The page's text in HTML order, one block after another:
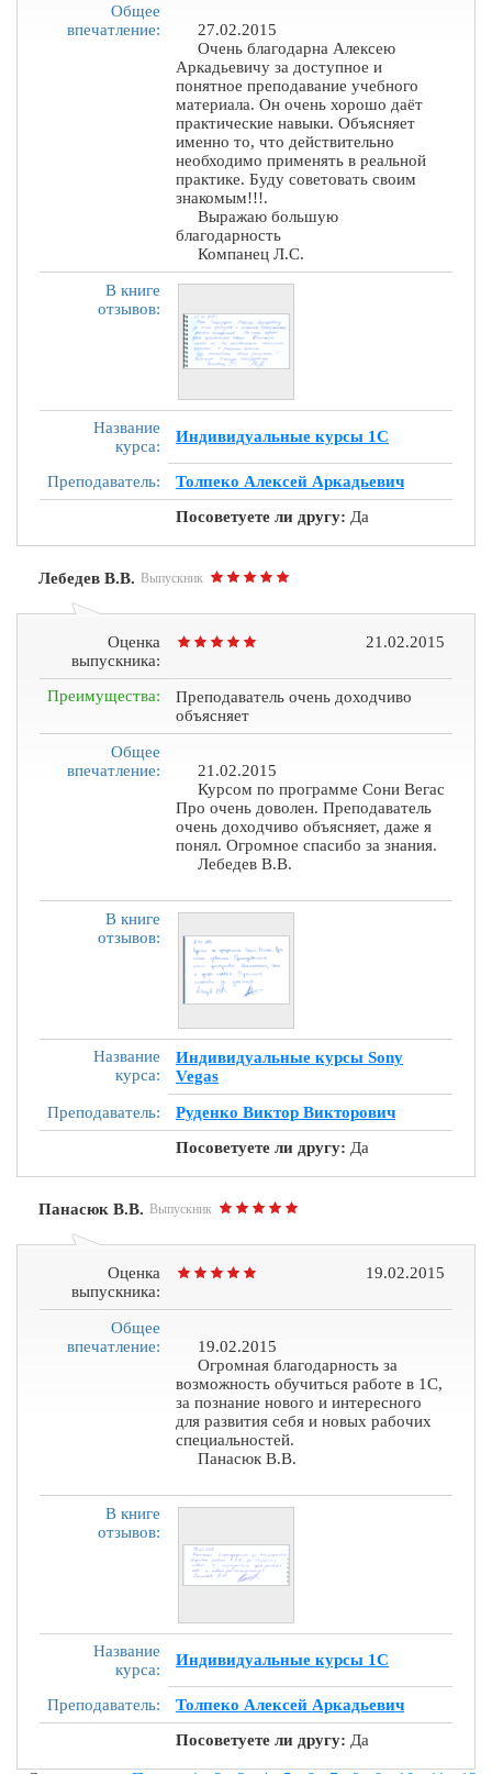
Общее
впечатление:
27.02.2015
Очень благодарна Алексею
Аркадьевичу за доступное и
понятное преподавание учебного
материала. Он очень хорошо даёт
практические навыки. Объясняет
именно то, что действительно
необходимо применять в реальной
практике. Буду советовать своим
знакомым!!!.
Выражаю большую
благодарность
Компанец Л.С.
В книге
отзывов:
Название
курса:
Индивидуальные курсы 1С
Преподаватель:
Толпеко Алексей Аркадьевич
Посоветуете ли другу: Да
Лебедев В.В. Выпускник
Оценка
выпускника:
21.02.2015
Преимущества:
Преподаватель очень доходчиво
объясняет
Общее
впечатление:
21.02.2015
Курсом по программе Сони Вегас
Про очень доволен. Преподаватель
очень доходчиво объясняет, даже я
понял. Огромное спасибо за знания.
Лебедев В.В.
В книге
отзывов:
Название
курса:
Индивидуальные курсы Sony
Vegas
Преподаватель:
Руденко Виктор Викторович
Посоветуете ли другу: Да
Панасюк В.В. Выпускник
Оценка
выпускника:
19.02.2015
Общее
впечатление:
19.02.2015
Огромная благодарность за
возможность обучиться работе в 1С,
за познание нового и интересного
для развития себя и новых рабочих
специальностей.
Панасюк В.В.
В книге
отзывов:
Название
курса:
Индивидуальные курсы 1С
Преподаватель:
Толпеко Алексей Аркадьевич
Посоветуете ли другу: Да